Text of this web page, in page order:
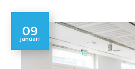
09
januari